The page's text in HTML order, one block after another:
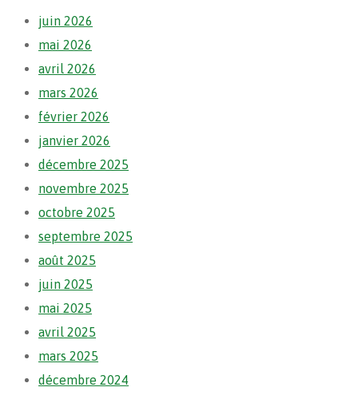
juin 2026
mai 2026
avril 2026
mars 2026
février 2026
janvier 2026
décembre 2025
novembre 2025
octobre 2025
septembre 2025
août 2025
juin 2025
mai 2025
avril 2025
mars 2025
décembre 2024